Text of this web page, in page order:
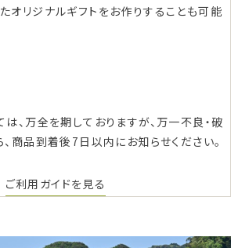
オリジナルギフトをお作りすることも可能
、万全を期しておりますが、万一不良・破
商品到着後7日以内にお知らせください。
ご利用ガイドを見る